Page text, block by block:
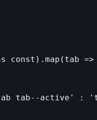
const).map(tab =>
tab--active' :